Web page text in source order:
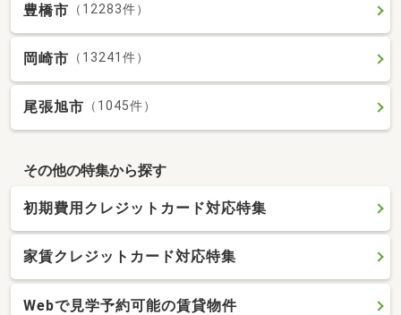
豊橋市 （12283件）
岡崎市 （13241件）
尾張旭市 （1045件）
その他の特集から探す
初期費用クレジットカード対応特集
家賃クレジットカード対応特集
Webで見学予約可能の賃貸物件